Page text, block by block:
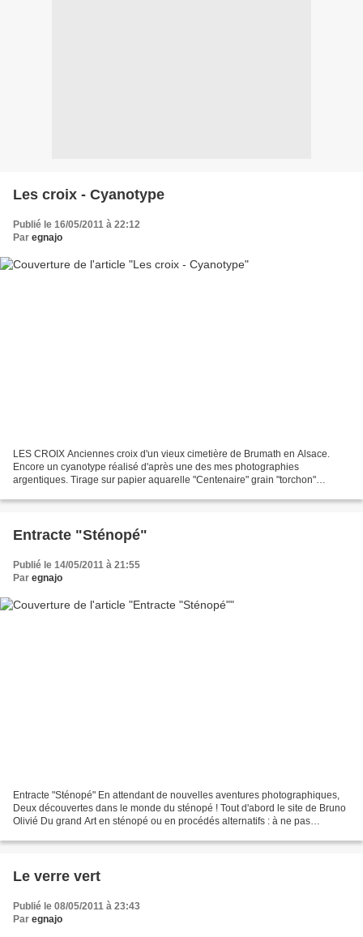
Les croix - Cyanotype
Publié le 16/05/2011 à 22:12
Par egnajo
LES CROIX Anciennes croix d'un vieux cimetière de Brumath en Alsace.
Encore un cyanotype réalisé d'après une des mes photographies
argentiques. Tirage sur papier aquarelle "Centenaire" grain "torchon"
Entracte "Sténopé"
Publié le 14/05/2011 à 21:55
Par egnajo
Entracte "Sténopé" En attendant de nouvelles aventures photographiques,
Deux découvertes dans le monde du sténopé ! Tout d'abord le site de Bruno
Olivié Du grand Art en sténopé ou en procédés alternatifs : à ne pas
Le verre vert
Publié le 08/05/2011 à 23:43
Par egnajo